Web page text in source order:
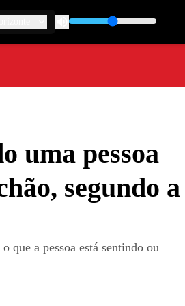
uma pessoa
segundo a
que a pessoa está sentindo ou